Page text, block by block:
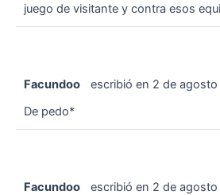
juego de visitante y contra esos
Facundoo escribió en 2 de
De pedo*
Facundoo escribió en 2 de